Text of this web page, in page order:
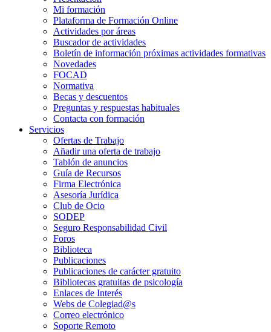
Mi formación
Plataforma de Formación Online
Actividades por áreas
Buscador de actividades
Boletín de información próximas actividades formativas
Novedades
FOCAD
Normativa
Becas y descuentos
Preguntas y respuestas habituales
Contacta con formación
Servicios
Ofertas de Trabajo
Añadir una oferta de trabajo
Tablón de anuncios
Guía de Recursos
Firma Electrónica
Asesoría Jurídica
Club de Ocio
SODEP
Seguro Responsabilidad Civil
Foros
Biblioteca
Publicaciones
Publicaciones de carácter gratuito
Bibliotecas gratuitas de psicología
Enlaces de Interés
Webs de Colegiad@s
Correo electrónico
Soporte Remoto